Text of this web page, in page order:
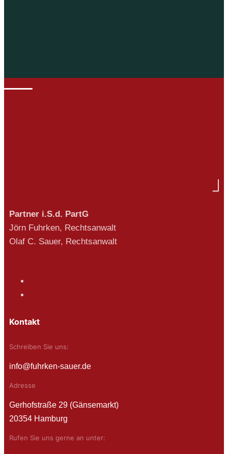
Partner i.S.d. PartG
Jörn Fuhrken, Rechtsanwalt
Olaf C. Sauer, Rechtsanwalt
Kontakt
Schreiben Sie uns:
info@fuhrken-sauer.de
Adresse
Gerhofstraße 29 (Gänsemarkt)
20354 Hamburg
Rufen Sie uns gerne an unter: